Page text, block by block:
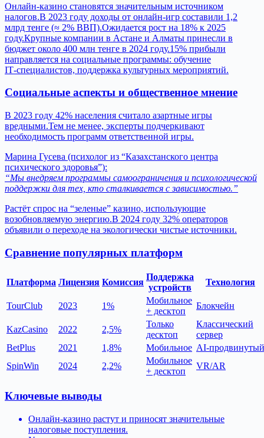
Онлайн‑казино становятся значительным источником
налогов.В 2023 году доходы от онлайн‑игр составили 1,2
млрд тенге (≈ 2% ВВП).Ожидается рост на 18% к 2025
году.Крупные компании в Астане и Алматы принесли в
бюджет около 400 млн тенге в 2024 году.15% прибыли
направляется на социальные программы: обучение
IT‑специалистов, поддержка культурных мероприятий.
Социальные аспекты и общественное мнение
В 2023 году 42% населения считало азартные игры
вредными.Тем не менее, эксперты подчеркивают
необходимость программ ответственной игры.
Марина Гусева (психолог из “Казахстанского центра
психического здоровья”):
“Мы внедряем программы самоограничения и психологической
поддержки для тех, кто сталкивается с зависимостью.”
Растёт спрос на “зеленые” казино, использующие
возобновляемую энергию.В 2024 году 32% операторов
объявили о переходе на экологически чистые источники.
Сравнение популярных платформ
Платформа Лицензия Комиссия
Поддержка
устройств
Технология
TourClub 2023 1%
Мобильное
+ десктоп
Блокчейн
KazCasino 2022 2,5%
Только
десктоп
Классический
сервер
BetPlus
2021 1,8% Мобильное AI‑продвинутый
SpinWin
2024 2,2%
Мобильное
+ десктоп
VR/AR
Ключевые выводы
Онлайн‑казино растут и приносят значительные
налоговые поступления.